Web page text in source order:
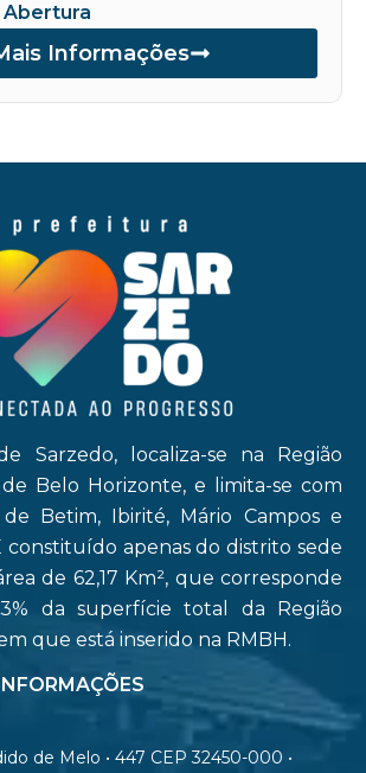
Abertura
Informações
Sarzedo, localiza-se na Região
Belo Horizonte, e limita-se com
Betim, Ibirité, Mário Campos e
constituído apenas do distrito sede
de 62,17 Km², que corresponde
da superfície total da Região
que está inserido na RMBH.
de Melo • 447 CEP 32450-000 •